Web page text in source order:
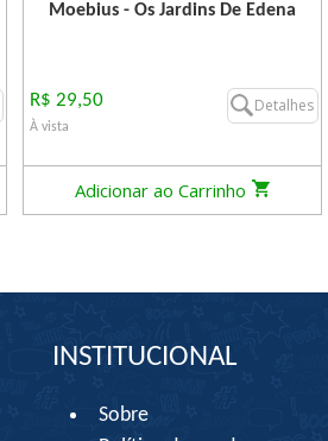
Moebius - Os Jardins De Edena
R$ 29,50
À vista
Detalhes
Adicionar ao Carrinho
INSTITUCIONAL
Sobre